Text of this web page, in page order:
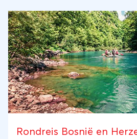
Rondreis Bosnië en